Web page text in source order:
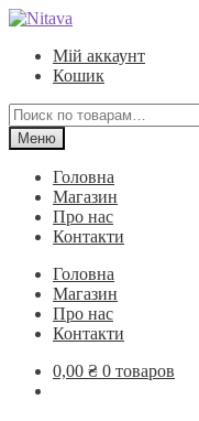
Перейти
навигации
Перейти
содержимому
Мій аккаунт
Кошик
Искать:
Меню
Головна
Магазин
Про нас
Контакти
Головна
Магазин
Про нас
Контакти
0,00 ₴ 0 товаров